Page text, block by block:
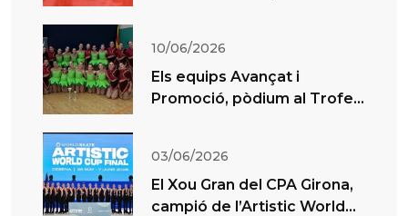
10/06/2026
Els equips Avançat i
Promoció, pòdium al Trofeu
03/06/2026
El Xou Gran del CPA Girona,
campió de l’Artistic World